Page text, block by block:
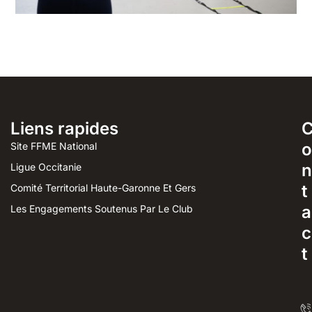
Liens rapides
Site FFME National
Ligue Occitanie
Comité Territorial Haute-Garonne Et Gers
Les Engagements Soutenus Par Le Club
o
n
t
a
c
t